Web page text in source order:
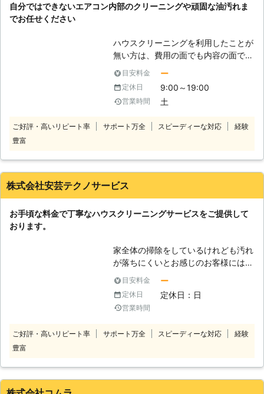
ら、お気軽にご相談ください。
るかと思います。
自分ではできないエアコン内部のクリーニングや頑固な油汚れま
でお任せください
ハウスクリーニングを利用したことが
無い方は、費用の面でも内容の面でも
不安に感じていることが有るでしょ
う。しかし弊社には経験と実績がある
プロが在籍していますので、安心して
お任せください。部分的なクリーニン
も対応しております。エアコンから臭
することをお勧めします。 料金面で
もリーズナブルで利用しやすいです
いてから作業を開始しますので安心し
目安料金 ー
定休日 9:00～19:00
営業時間 土
ご好評・高いリピート率 サポート万全 スピーディーな対応
経験
豊富
株式会社安芸テクノサービス
お手頃な料金で丁寧なハウスクリーニングサービスをご提供して
おります。
家全体の掃除をしているけれども汚れ
が落ちにくいとお感じのお客様には、
弊社がご提供するハウスクリーニング
をお勧めしています。弊社のハウスク
リーニングでは、おうちの中の隅々ま
できれいにすることができます。壁や
とができない箇所も非常に清潔な状態
目安料金 ー
定休日 定休日：日
営業時間
ご好評・高いリピート率 サポート万全 スピーディーな対応
経験
豊富